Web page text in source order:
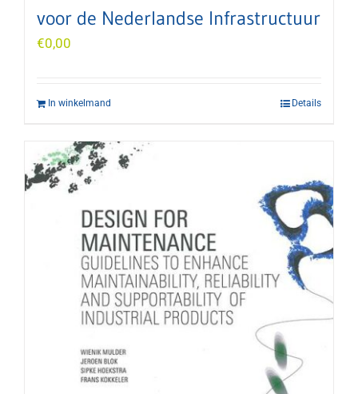
voor de Nederlandse Infrastructuur
€0,00
In winkelmand Details